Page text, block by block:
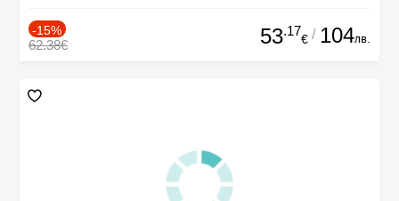
-15%
62.38€ 53.17
€ / 104лв.